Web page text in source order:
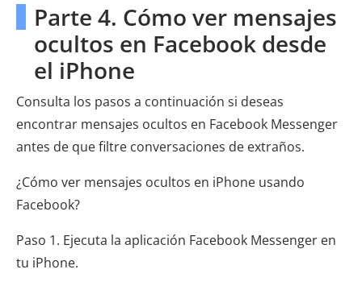
Parte 4. Cómo ver mensajes
ocultos en Facebook desde
el iPhone
Consulta los pasos a continuación si deseas
encontrar mensajes ocultos en Facebook Messenger
antes de que filtre conversaciones de extraños.
¿Cómo ver mensajes ocultos en iPhone usando
Facebook?
Paso 1. Ejecuta la aplicación Facebook Messenger en
tu iPhone.